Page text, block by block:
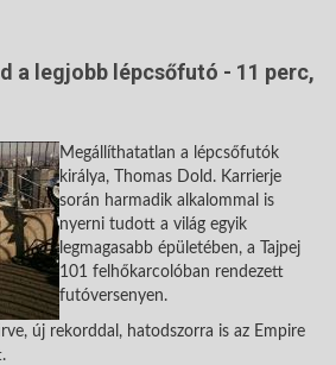
a legjobb lépcsőfutó - 11 perc,
Megállíthatatlan a lépcsőfutók
királya, Thomas Dold. Karrierje
során harmadik alkalommal is
nyerni tudott a világ egyik
legmagasabb épületében, a Tajpej
101 felhőkarcolóban rendezett
futóversenyen.
új rekorddal, hatodszorra is az Empire